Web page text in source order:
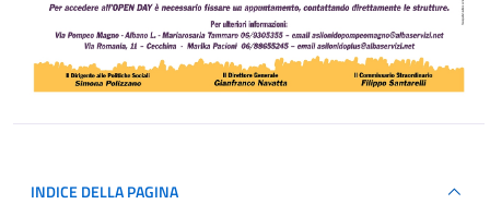
INDICE DELLA PAGINA